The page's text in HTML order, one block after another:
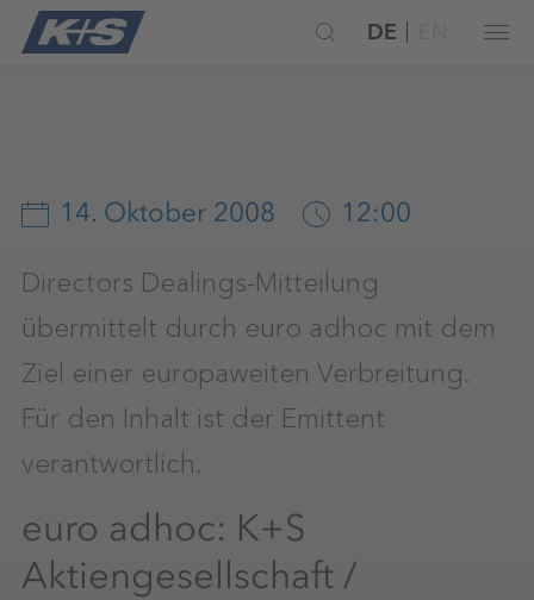
DE
14. Oktober 2008 12:00
Directors Dealings-Mitteilung
übermittelt durch euro adhoc mit dem
Ziel einer europaweiten Verbreitung.
Für den Inhalt ist der Emittent
verantwortlich.
euro adhoc: K+S
Aktiengesellschaft /